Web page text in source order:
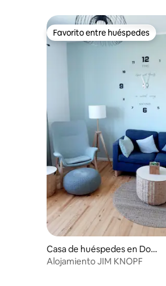
Favorito entre huéspedes
Favorito entre huéspedes
Casa de huéspedes en Dom
fessel
Alojamiento JIM KNOPF